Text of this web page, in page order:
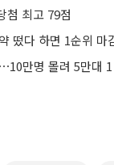
첨 최고 79점
떴다 하면 1순위 마
만명 몰려 5만대